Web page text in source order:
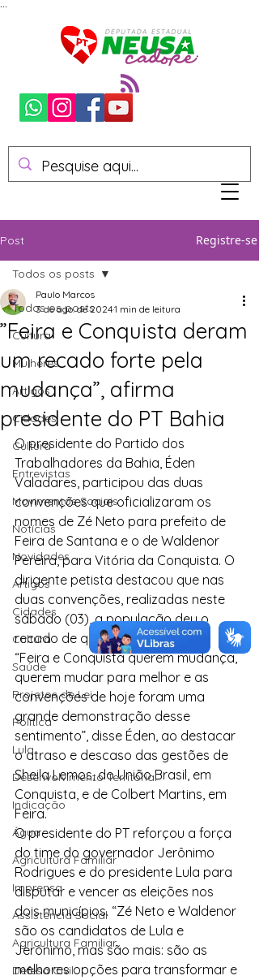
Post Registre-se
Todos os posts
Cultura
Mulheres
Artigos
Cidades
Cultura
Entrevistas
Movimentos Sociais
Notícias
Novidades
Artigos
Cidades
Cultura
Saúde
Projetos de Lei
Política
Lula
Desenvolvimento Territorial
Indicação
Água
Agricultura Familiar
Imprensa
Assistência Social
Agricultura Familiar
Defesa Civil
Todos os posts
”Feira e Conquista deram
um recado forte pela
mudança”, afirma
presidente do PT Bahia
Paulo Marcos
3 de ago. de 20241 min de leitura
O presidente do Partido dos
Trabalhadores da Bahia, Éden
Valadares, participou das duas
convenções que oficializaram os
nomes de Zé Neto para prefeito de
Feira de Santana e o de Waldenor
Pereira, para Vitória da Conquista. O
dirigente petista destacou que nas
duas convenções, realizadas neste
sábado (03), a população deu o
recado de que quer mudança.
“Feira e Conquista querem mudança,
querem mudar para melhor e as
convenções de hoje foram uma
grande demonstração desse
sentimento”, disse Éden, ao destacar
o atraso e descaso das gestões de
Sheila Lemos, do União Brasil, em
Conquista, e de Colbert Martins, em
Feira.
O presidente do PT reforçou a força
do time do governador Jerônimo
Rodrigues e do presidente Lula para
disputar e vencer as eleições nos
dois municípios. “Zé Neto e Waldenor
são os candidatos de Lula e
Jerônimo, mas são mais: são as
melhores opções para transformar e